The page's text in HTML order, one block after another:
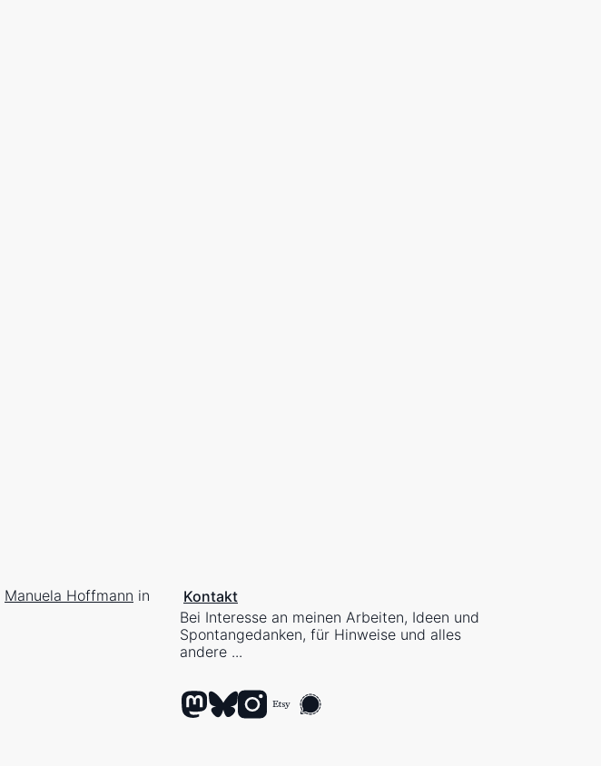
Manuela Hoffmann in
Kontakt
Bei Interesse an meinen Arbeiten, Ideen und
Spontangedanken, für Hinweise und alles
andere ...